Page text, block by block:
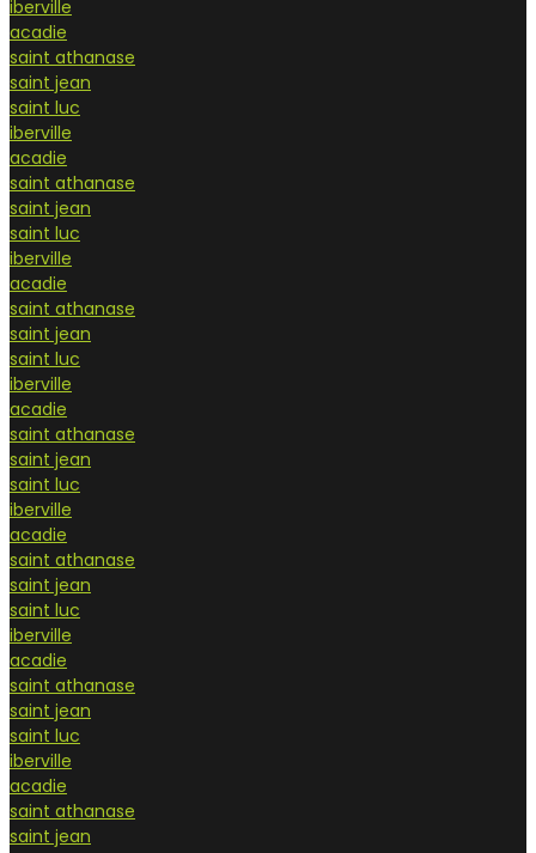
iberville
acadie
saint athanase
saint jean
saint luc
iberville
acadie
saint athanase
saint jean
saint luc
iberville
acadie
saint athanase
saint jean
saint luc
iberville
acadie
saint athanase
saint jean
saint luc
iberville
acadie
saint athanase
saint jean
saint luc
iberville
acadie
saint athanase
saint jean
saint luc
iberville
acadie
saint athanase
saint jean